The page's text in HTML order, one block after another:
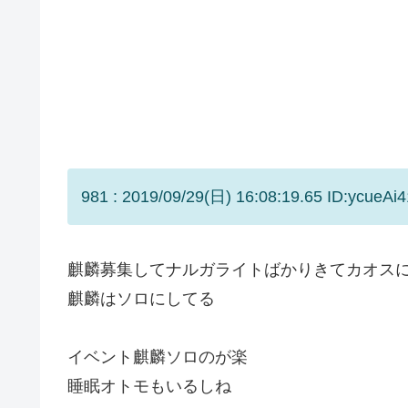
981 : 2019/09/29(日) 16:08:19.65
麒麟募集してナルガライトばかりきてカオス
麒麟はソロにしてる
イベント麒麟ソロのが楽
睡眠オトモもいるしね